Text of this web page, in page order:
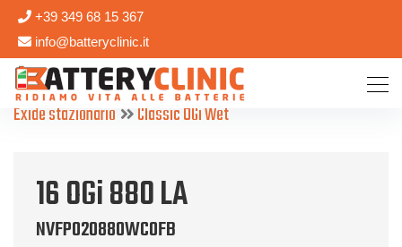
+39 349 68 15 367
info@batteryclinic.it
Exide stazionario Classic OGi Wet
16 OGi 880 LA
NVFP020880WC0FB